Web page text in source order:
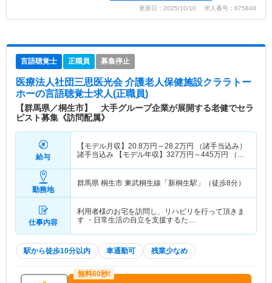
更新日：2025/10/10 求人番号：675848
言語聴覚士 正職員 募集停止
医療法人社団三思医光会 介護老人保健施設クララトー
ホーの言語聴覚士求人(正職員)
【群馬県／桐生市】 大手グループ企業が展開する老健でセラ
ピスト募集《訪問配属》
給与
【モデル月収】 20.8万円～28.2万円 （諸手当込み）
諸手当込み 【モデル年収】 327万円～445万円 （諸
勤務地
群馬県 桐生市 東武桐生線「新桐生駅」（徒歩8分）
仕事内容
利用者様のお宅を訪問し、リハビリを行って頂きま
す ・日常生活の自立を支援するた…
駅から徒歩10分以内 車通勤可 残業少なめ